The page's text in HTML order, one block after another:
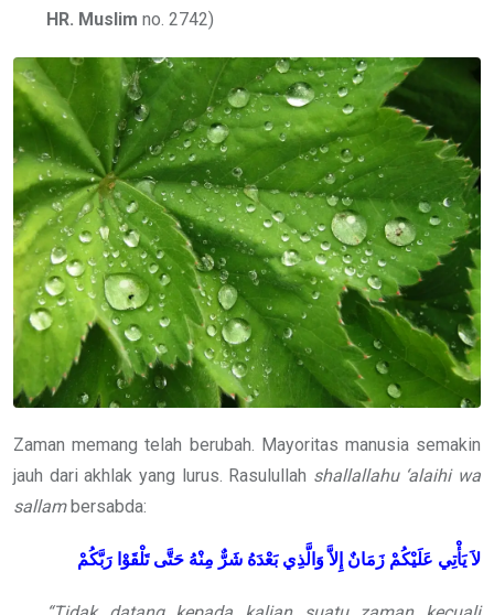
HR. Muslim no. 2742)
Zaman memang telah berubah. Mayoritas manusia semakin
jauh dari akhlak yang lurus. Rasulullah shallallahu ‘alaihi wa
sallambersabda:
لاَ يَأْتِي عَلَيْكُمْ زَمَانٌ إِلاَّ وَالَّذِي بَعْدَهُ شَرٌّ مِنْهُ حَتَّى تَلْقَوْا رَبَّكُمْ